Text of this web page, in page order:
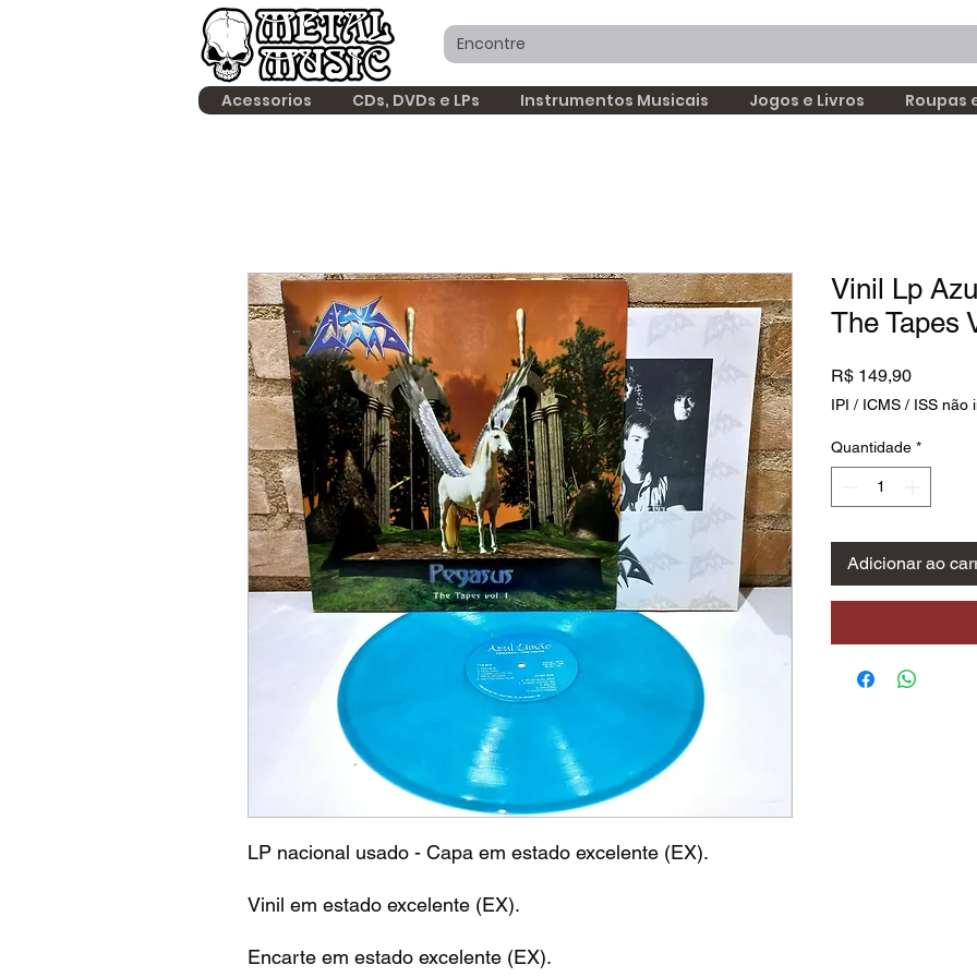
Acessorios CDs, DVDs e LPs Instrumentos Musicais Jogos e Livros Roupas
LP nacional usado - Capa em estado excelente (EX).
Vinil em estado excelente (EX).
Encarte em estado excelente (EX).
Vinil Lp
The Tapes
R$ 149,90Preço
IPI / ICMS / ISS não
Quantidade *
Adicionar ao